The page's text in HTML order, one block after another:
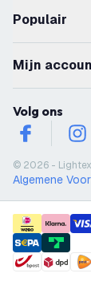
Populair
Mijn
Volg ons
facebook
© 2026 -
Algemene
payment
shipment